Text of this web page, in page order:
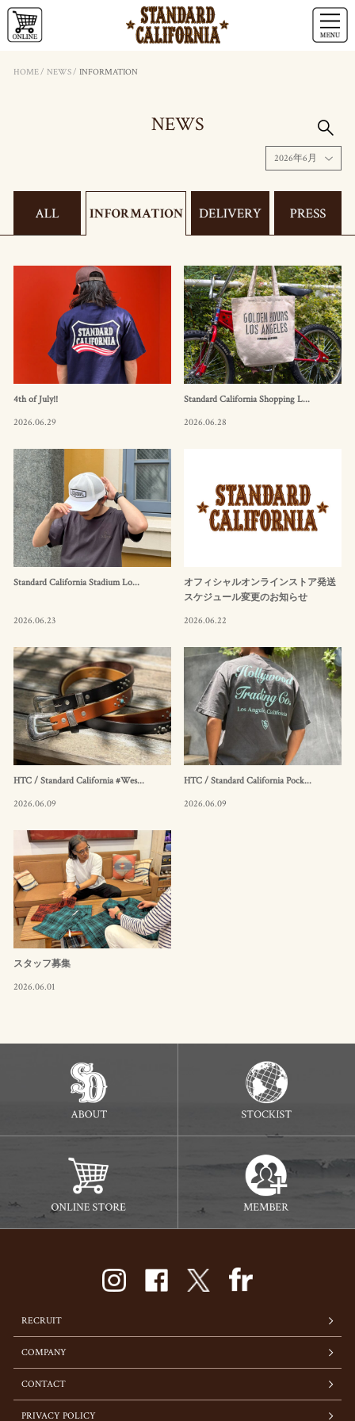
HOME/ NEWS/ INFORMATION
NEWS
2026年6月
4th of July!!
2026.06.29
Standard California Shopping L...
2026.06.28
Standard California Stadium Lo...
2026.06.23
オフィシャルオンラインストア発送
スケジュール変更のお知らせ
2026.06.22
HTC / Standard California #Wes...
2026.06.09
HTC / Standard California Pock...
2026.06.09
スタッフ募集
2026.06.01
RECRUIT
COMPANY
CONTACT
PRIVACY POLICY